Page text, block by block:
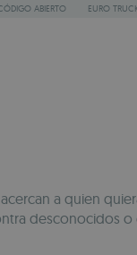
ABIERTO EURO
a quien
desconocidos